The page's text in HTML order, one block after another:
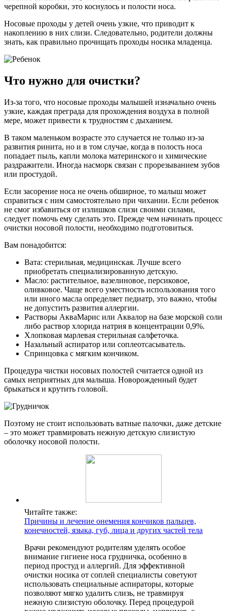
черепной коробки, это коснулось и полости носа.
Носовые проходы у детей очень узкие, что приводит к
накоплению в них слизи. Следовательно, родители должны
знать, как правильно прочищать проходы носика младенца.
Что нужно для очистки?
Из-за того, что носовые проходы малышей изначально очень
узкие, каждая преграда для прохождения воздуха в полной
мере, может привести к трудностям с дыханием.
В таком маленьком возрасте это случается не только из-за
развития ринита, но и в том случае, когда в полость носа
попадает пыль, капли молока материнского и химические
раздражители. Иногда насморк связан с прорезыванием зубов
или простудой.
Если засорение носа не очень обширное, то малыш может
справиться с ним самостоятельно при чихании. Если ребенок
не смог избавиться от излишков слизи своими силами,
следует помочь ему сделать это. Прежде чем начинать процесс
очистки носовой полости, необходимо подготовиться.
Вам понадобится:
Вата: стерильная, медицинская. Лучше всего
приобретать специализированную детскую.
Масло: растительное, вазелиновое, персиковое,
оливковое. Чаще всего уместность использования того
или иного масла определяет педиатр, это важно, чтобы
не допустить развития аллергии.
Растворы АкваМарис или Аквалор на базе морской соли
либо раствор хлорида натрия в концентрации 0,9%.
Хлопковая марлевая стерильная салфеточка.
Назальный аспиратор или соплеотсасыватель.
Спринцовка с мягким кончиком.
Процедура чистки носовых полостей считается одной из
самых неприятных для малыша. Новорожденный будет
брыкаться и крутить головой.
Поэтому не стоит использовать ватные палочки, даже детские
– это может травмировать нежную детскую слизистую
оболочку носовой полости.
Читайте также:
Причины и лечение онемения кончиков пальцев,
конечностей, языка, губ, лица и других частей тела
Врачи рекомендуют родителям уделять особое
внимание гигиене носа грудничка, особенно в
период простуд и аллергий. Для эффективной
очистки носика от соплей специалисты советуют
использовать специальные аспираторы, которые
позволяют мягко удалить слизь, не травмируя
нежную слизистую оболочку. Перед процедурой